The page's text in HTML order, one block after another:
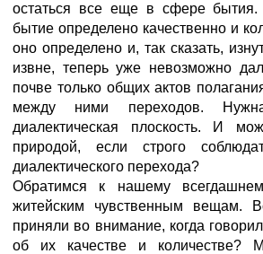
остаться все еще в сфере бытия.
бытие определено качественно и
оно определено и, так сказать,
извне, теперь уже невозможно
почве только общих актов
между ними переходов.
диалектическая плоскость. И
природой, если строго
диалектического перехода?
Обратимся к нашему
житейским чувственным
приняли во внимание, когда
об их качестве и